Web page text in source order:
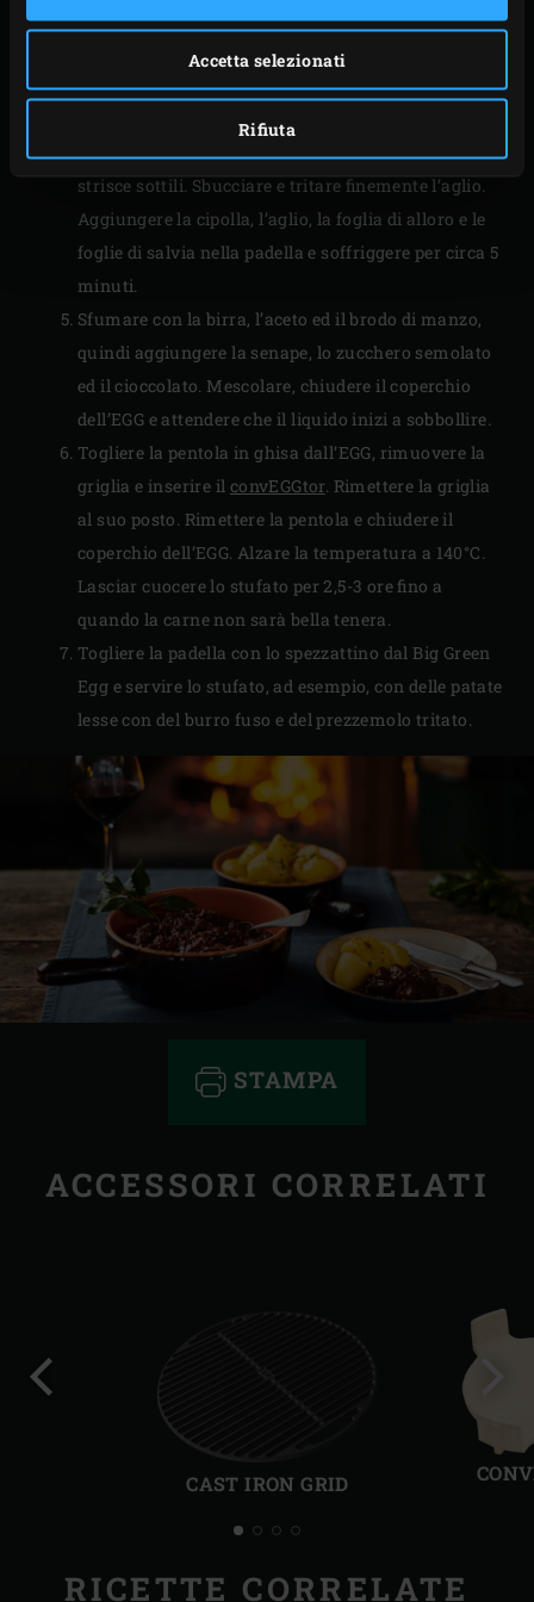
Accetta selezionati
Rifiuta
volta che preparerete questo delizioso spezzatino).
Chiudere il coperchio dell’EGG e rosolare la carne su
tutti i lati. Mescolare di tanto in tanto, chiudendo il
coperchio del kamado dopo ogni operazione.
Nel frattempo, sbucciare e tagliare le cipolle in
strisce sottili. Sbucciare e tritare finemente l’aglio.
Aggiungere la cipolla, l’aglio, la foglia di alloro e le
foglie di salvia nella padella e soffriggere per circa 5
minuti.
Sfumare con la birra, l’aceto ed il brodo di manzo,
quindi aggiungere la senape, lo zucchero semolato
ed il cioccolato. Mescolare, chiudere il coperchio
dell’EGG e attendere che il liquido inizi a sobbollire.
Togliere la pentola in ghisa dall’EGG, rimuovere la
griglia e inserire il convEGGtor. Rimettere la griglia
al suo posto. Rimettere la pentola e chiudere il
coperchio dell’EGG. Alzare la temperatura a 140°C.
Lasciar cuocere lo stufato per 2,5-3 ore fino a
quando la carne non sarà bella tenera.
Togliere la padella con lo spezzattino dal Big Green
Egg e servire lo stufato, ad esempio, con delle patate
lesse con del burro fuso e del prezzemolo tritato.
STAMPA
ACCESSORI CORRELATI
CAST IRON GRID
RICETTE CORRELATE